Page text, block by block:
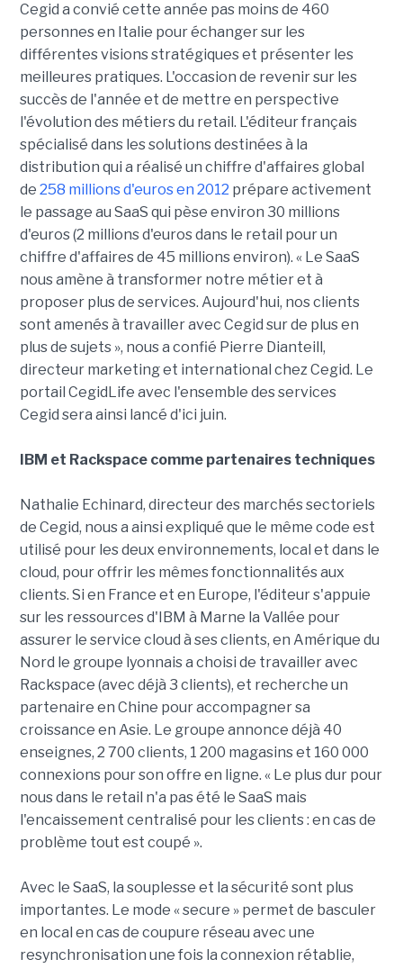
Cegid a convié cette année pas moins de 460
personnes en Italie pour échanger sur les
différentes visions stratégiques et présenter les
meilleures pratiques. L'occasion de revenir sur les
succès de l'année et de mettre en perspective
l'évolution des métiers du retail. L'éditeur français
spécialisé dans les solutions destinées à la
distribution qui a réalisé un chiffre d'affaires global
de 258 millions d'euros en 2012 prépare activement
le passage au SaaS qui pèse environ 30 millions
d'euros (2 millions d'euros dans le retail pour un
chiffre d'affaires de 45 millions environ). « Le SaaS
nous amène à transformer notre métier et à
proposer plus de services. Aujourd'hui, nos clients
sont amenés à travailler avec Cegid sur de plus en
plus de sujets », nous a confié Pierre Dianteill,
directeur marketing et international chez Cegid. Le
portail CegidLife avec l'ensemble des services
Cegid sera ainsi lancé d'ici juin.
IBM et Rackspace comme partenaires techniques
Nathalie Echinard, directeur des marchés sectoriels
de Cegid, nous a ainsi expliqué que le même code est
utilisé pour les deux environnements, local et dans le
cloud, pour offrir les mêmes fonctionnalités aux
clients. Si en France et en Europe, l'éditeur s'appuie
sur les ressources d'IBM à Marne la Vallée pour
assurer le service cloud à ses clients, en Amérique du
Nord le groupe lyonnais a choisi de travailler avec
Rackspace (avec déjà 3 clients), et recherche un
partenaire en Chine pour accompagner sa
croissance en Asie. Le groupe annonce déjà 40
enseignes, 2 700 clients, 1 200 magasins et 160 000
connexions pour son offre en ligne. « Le plus dur pour
nous dans le retail n'a pas été le SaaS mais
l'encaissement centralisé pour les clients : en cas de
problème tout est coupé ».
Avec le SaaS, la souplesse et la sécurité sont plus
importantes. Le mode « secure » permet de basculer
en local en cas de coupure réseau avec une
resynchronisation une fois la connexion rétablie,